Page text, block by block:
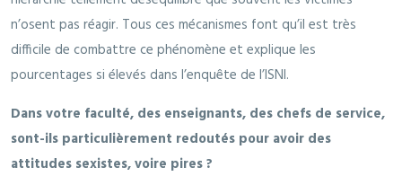
n’osent pas réagir. Tous ces mécanismes font qu’il est très
difficile de combattre ce phénomène et explique les
pourcentages si élevés dans l’enquête de l’ISNI.
Dans votre faculté, des enseignants, des chefs de service,
sont-ils particulièrement redoutés pour avoir des
attitudes sexistes, voire pires ?